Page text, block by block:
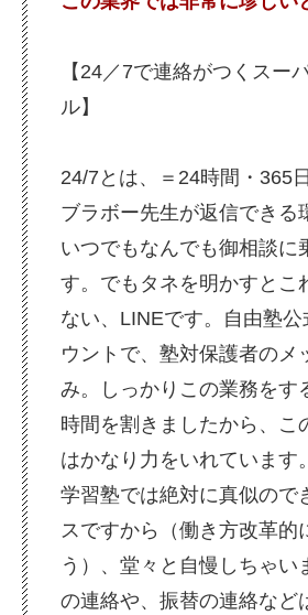
【24／7で連絡がつくスー
ル】
24/7とは、＝24時間・365
ブラボー先生が返信できる
いつでもなんでも御相談に
す。でもタネを明かすとこ
ない、LINEです。自由塾公
ウントで、塾対保護者のメ
み。しっかりこの業務をす
時間を割きましたから、こ
はかなり力をいれています
学習塾では絶対に真似ので
スですから（働き方改革的
う）、堂々と自慢しちゃい
の連絡や、振替の連絡など